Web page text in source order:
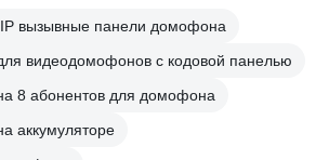
IP вызывные панели домофона
видеодомофонов с кодовой панелью
8 абонентов для домофона
аккумуляторе